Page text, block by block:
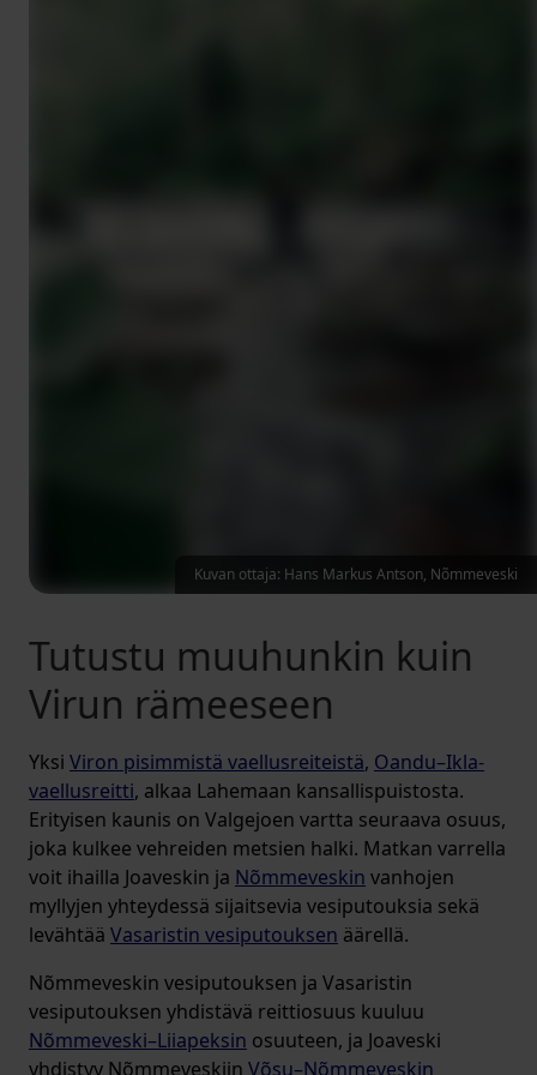
Tutustu muuhunkin kuin
Virun rämeeseen
Yksi Viron pisimmistä vaellusreiteistä, Oandu–Ikla-
vaellusreitti, alkaa Lahemaan kansallispuistosta.
Erityisen kaunis on Valgejoen vartta seuraava osuus,
joka kulkee vehreiden metsien halki. Matkan varrella
voit ihailla Joaveskin ja Nõmmeveskin vanhojen
myllyjen yhteydessä sijaitsevia vesiputouksia sekä
levähtää Vasaristin vesiputouksen äärellä.
Nõmmeveskin vesiputouksen ja Vasaristin
vesiputouksen yhdistävä reittiosuus kuuluu
Nõmmeveski–Liiapeksin osuuteen, ja Joaveski
yhdistyy Nõmmeveskiin Võsu–Nõmmeveskin
Kuvan ottaja: Hans Markus Antson, Nõmmeveski